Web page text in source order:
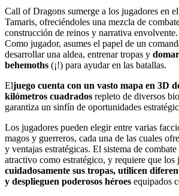
Call of Dragons sumerge a los jugadores en
Tamaris, ofreciéndoles una mezcla de
construcción de reinos y narrativa envolvente.
Como jugador, asumes el papel de un
desarrollar una aldea, entrenar tropas y
behemoths (¡!) para ayudar en las batallas.
Eljuego cuenta con un vasto mapa en 3D
kilómetros cuadrados repleto de diversos
garantiza un sinfín de oportunidades
Los jugadores pueden elegir entre varias
magos y guerreros, cada una de las cuales
y ventajas estratégicas. El sistema de
atractivo como estratégico, y requiere que los
cuidadosamente sus tropas, utilicen
y desplieguen poderosos héroes equipados